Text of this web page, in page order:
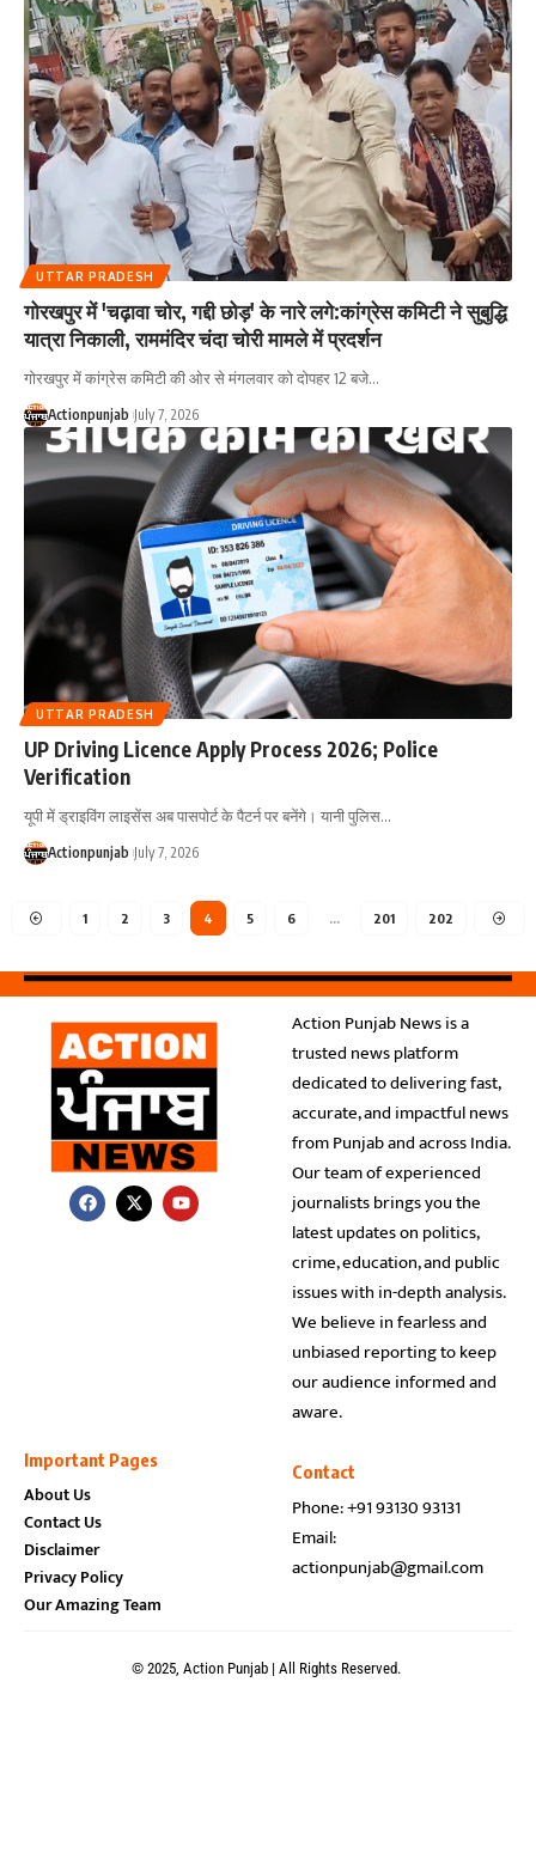
UTTAR PRADESH
गोरखपुर में 'चढ़ावा चोर, गद्दी छोड़' के नारे लगे:कांग्रेस कमिटी ने सुबुद्धि
यात्रा निकाली, राममंदिर चंदा चोरी मामले में प्रदर्शन
गोरखपुर में कांग्रेस कमिटी की ओर से मंगलवार को दोपहर 12 बजे…
Actionpunjab July 7, 2026
UTTAR PRADESH
UP Driving Licence Apply Process 2026; Police
Verification
यूपी में ड्राइविंग लाइसेंस अब पासपोर्ट के पैटर्न पर बनेंगे। यानी पुलिस…
Actionpunjab July 7, 2026
1 2 3 4 5 6 … 201 202
Action Punjab News is a
trusted news platform
dedicated to delivering fast,
accurate, and impactful news
from Punjab and across India.
Our team of experienced
journalists brings you the
latest updates on politics,
crime, education, and public
issues with in-depth analysis.
We believe in fearless and
unbiased reporting to keep
our audience informed and
aware.
Important Pages
About Us
Contact Us
Disclaimer
Privacy Policy
Our Amazing Team
Contact
Phone: +91 93130 93131
Email:
actionpunjab@gmail.com
© 2025, Action Punjab | All Rights Reserved.